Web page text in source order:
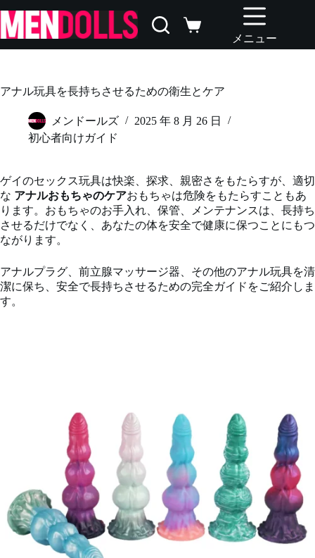
ン
テ
ン
ス
シ
ン
カ
メニュー
アナル玩具を長持ちさせるための衛生とケア
メンドールズ
2025 年 8 月 26 日
初心者向けガイド
ゲイのセックス玩具は快楽、探求、親密さをもたらすが、適切
な アナルおもちゃのケアおもちゃは危険をもたらすこともあ
ります。おもちゃのお手入れ、保管、メンテナンスは、長持ち
させるだけでなく、あなたの体を安全で健康に保つことにもつ
ながります。
アナルプラグ、前立腺マッサージ器、その他のアナル玩具を清
潔に保ち、安全で長持ちさせるための完全ガイドをご紹介しま
す。